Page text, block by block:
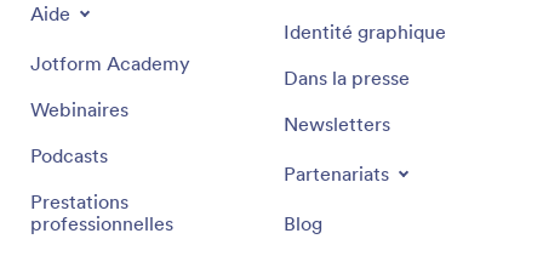
Aide
Jotform Academy
Webinaires
Podcasts
Prestations
professionnelles
Identité graphique
Dans la presse
Newsletters
Partenariats
Blog